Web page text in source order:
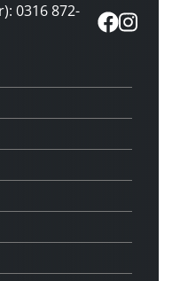
0316 872-